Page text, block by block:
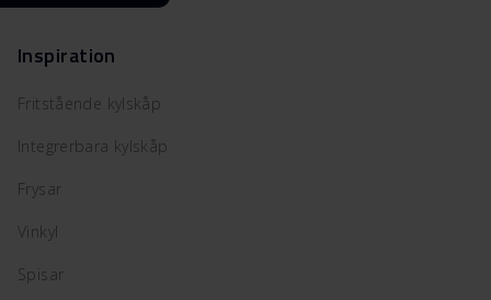
Inspiration
Fritstående kylskåp
Integrerbara kylskåp
Frysar
Vinkyl
Spisar